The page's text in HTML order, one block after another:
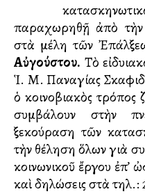
Ὁ
παραχωρηθῇ ἀπὸ
στὰ μέλη τῶν
Αὐγούστου. Τὸ
Ἱ. Μ. Παναγίας
ὁ κοινοβιακὸς
συμβάλουν στὴν
ξεκούραση τῶν
τὴν θέληση ὅλων γιὰ
κοινωνικοῦ ἔργου
καὶ δηλώσεις στὰ τηλ.: